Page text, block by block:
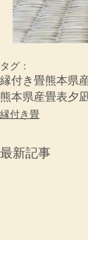
タグ：
縁付き畳熊本県
熊本県産畳表夕
縁付き畳
最新記事